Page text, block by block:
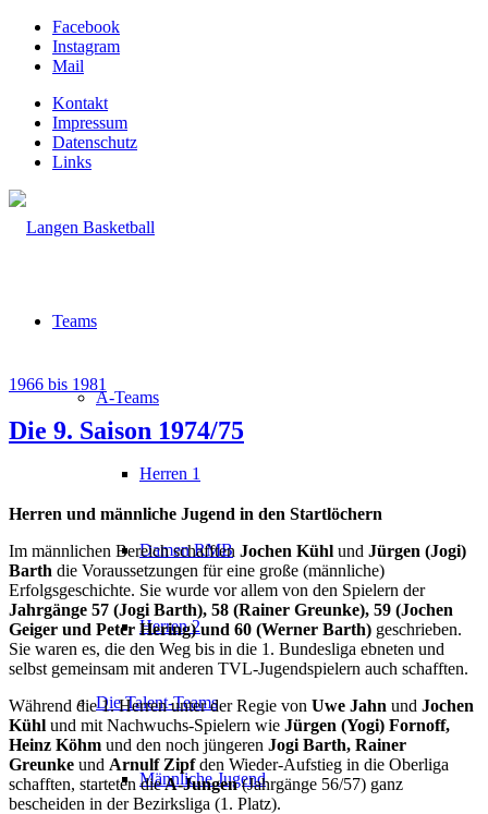
Facebook
Instagram
Mail
Kontakt
Impressum
Datenschutz
Links
Teams
A-Teams
Herren 1
Damen RMB
Herren 2
Die Talent-Teams
Männliche Jugend
1966 bis 1981
Die 9. Saison 1974/75
Herren und männliche Jugend in den Startlöchern
Im männlichen Bereich schafften Jochen Kühl und Jürgen (Jogi)
Barth die Voraussetzungen für eine große (männliche)
Erfolgsgeschichte. Sie wurde vor allem von den Spielern der
Jahrgänge 57 (Jogi Barth), 58 (Rainer Greunke), 59 (Jochen
Geiger und Peter Hering) und 60 (Werner Barth) geschrieben.
Sie waren es, die den Weg bis in die 1. Bundesliga ebneten und
selbst gemeinsam mit anderen TVL-Jugendspielern auch schafften.
Während die 1. Herren unter der Regie von Uwe Jahn und Jochen
Kühl und mit Nachwuchs-Spielern wie Jürgen (Yogi) Fornoff,
Heinz Köhm und den noch jüngeren Jogi Barth, Rainer
Greunke und Arnulf Zipfden Wieder-Aufstieg in die Oberliga
schafften, starteten dieA-Jungen(Jahrgänge 56/57) ganz
bescheiden in der Bezirksliga (1. Platz).